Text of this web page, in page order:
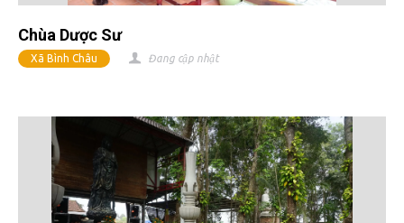
Chùa Dược Sư
Xã Bình Châu Đang cập nhật